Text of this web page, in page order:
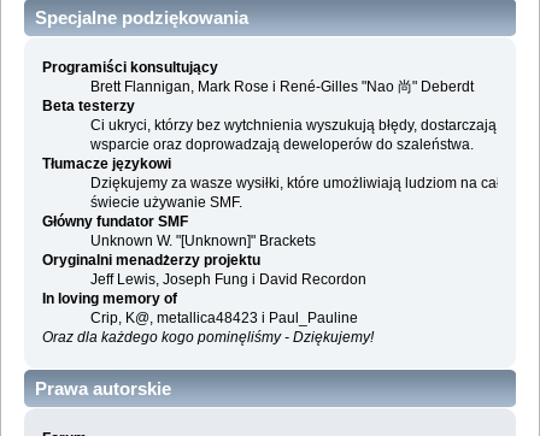
Specjalne podziękowania
Programiści konsultujący
Brett Flannigan, Mark Rose i René-Gilles "Nao 尚" Deberdt
Beta testerzy
Ci ukryci, którzy bez wytchnienia wyszukują błędy, dostarczają
wsparcie oraz doprowadzają deweloperów do szaleństwa.
Tłumacze językowi
Dziękujemy za wasze wysiłki, które umożliwiają ludziom na całym
świecie używanie SMF.
Główny fundator SMF
Unknown W. "[Unknown]" Brackets
Oryginalni menadżerzy projektu
Jeff Lewis, Joseph Fung i David Recordon
In loving memory of
Crip, K@, metallica48423 i Paul_Pauline
Oraz dla każdego kogo pominęliśmy - Dziękujemy!
Prawa autorskie